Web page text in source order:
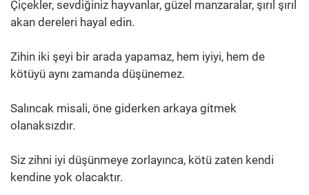
Çiçekler, sevdiğiniz hayvanlar, güzel manzaralar, şırıl şırıl
akan dereleri hayal edin.
Zihin iki şeyi bir arada yapamaz, hem iyiyi, hem de
kötüyü aynı zamanda düşünemez.
Salıncak misali, öne giderken arkaya gitmek
olanaksızdır.
Siz zihni iyi düşünmeye zorlayınca, kötü zaten kendi
kendine yok olacaktır.